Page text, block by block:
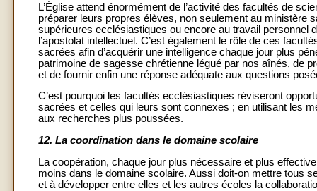
L’Église attend énormément de l’activité des facultés de
préparer leurs propres élèves, non seulement au ministère
supérieures ecclésiastiques ou encore au travail personnel
l’apostolat intellectuel. C’est également le rôle de ces
sacrées afin d’acquérir une intelligence chaque jour plus
patrimoine de sagesse chrétienne légué par nos aînés, de
et de fournir enfin une réponse adéquate aux questions
C’est pourquoi les facultés ecclésiastiques réviseront
sacrées et celles qui leurs sont connexes ; en utilisant les
aux recherches plus poussées.
12. La coordination dans le domaine scolaire
La coopération, chaque jour plus nécessaire et plus
moins dans le domaine scolaire. Aussi doit-on mettre tous
et à développer entre elles et les autres écoles la